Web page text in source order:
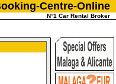
Centre-Online
N°1 Car Rental Broker